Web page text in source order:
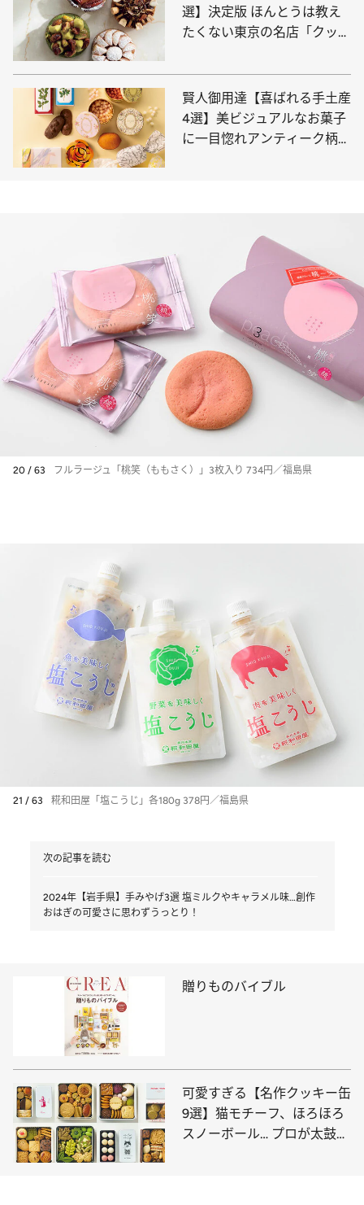
選】決定版 ほんとうは教え
たくない東京の名店「クッキ
賢人御用達【喜ばれる手土産
4選】美ビジュアルなお菓子
に一目惚れアンティーク柄、
20 / 63 フルラージュ「桃笑（ももさく）」3枚入り 734円／福島県
21 / 63 糀和田屋「塩こうじ」各180g 378円／福島県
次の記事を読む
2024年【岩手県】手みやげ3選 塩ミルクやキャラメル味…創作
おはぎの可愛さに思わずうっとり！
贈りものバイブル
可愛すぎる【名作クッキー缶
9選】猫モチーフ、ほろほろ
スノーボール… プロが太鼓判